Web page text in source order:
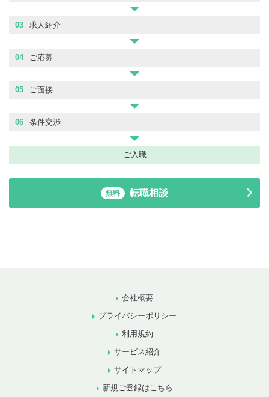
03 求人紹介
04 ご応募
05 ご面接
06 条件交渉
ご入職
無料 転職相談
会社概要
プライバシーポリシー
利用規約
サービス紹介
サイトマップ
新規ご登録はこちら